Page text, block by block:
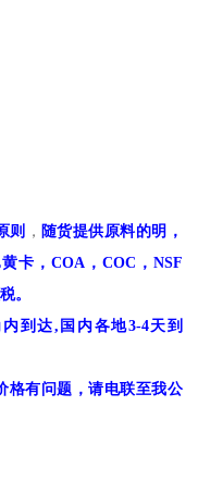
则 ， 随货提供原料的明，
黄卡， COA ， COC ， NSF
。
到达, 国内各地3-4天到
格有问题，请电联至我公